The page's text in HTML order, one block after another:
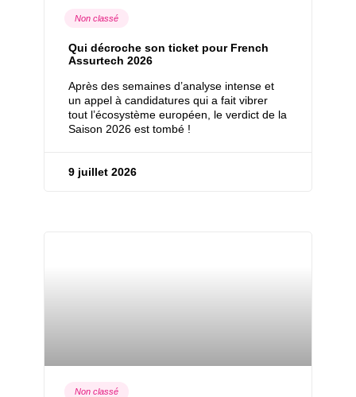
Non classé
Qui décroche son ticket pour French
Assurtech 2026
Après des semaines d’analyse intense et
un appel à candidatures qui a fait vibrer
tout l’écosystème européen, le verdict de la
Saison 2026 est tombé !
9 juillet 2026
Non classé